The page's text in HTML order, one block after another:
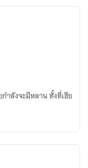
ำลังจะมีหลาน ทั้งที่เฮีย